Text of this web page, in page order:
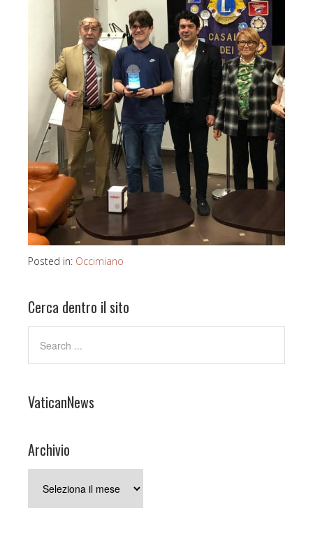
Posted in: Occimiano
Cerca dentro il sito
VaticanNews
Archivio